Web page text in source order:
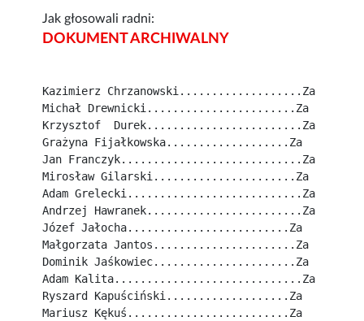
Jak głosowali radni:
DOKUMENT ARCHIWALNY
Kazimierz Chrzanowski...................Za
Michał Drewnicki.......................Za
Krzysztof  Durek........................Za
Grażyna Fijałkowska...................Za
Jan Franczyk............................Za
Mirosław Gilarski......................Za
Adam Grelecki...........................Za
Andrzej Hawranek........................Za
Józef Jałocha.........................Za
Małgorzata Jantos......................Za
Dominik Jaśkowiec......................Za
Adam Kalita.............................Za
Ryszard Kapuściński...................Za
Mariusz Kękuś.........................Za